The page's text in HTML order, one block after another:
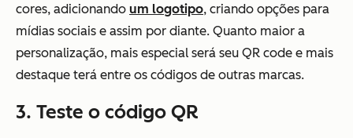
cores, adicionando um logotipo, criando opções para
mídias sociais e assim por diante. Quanto maior a
personalização, mais especial será seu QR code e mais
destaque terá entre os códigos de outras marcas.
3. Teste o código QR